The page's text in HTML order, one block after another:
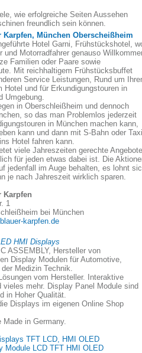
wie erfolgreiche Seiten Aussehen
freundlich sein können.
Karpfen, München Oberscheißheim
Hotel Garni, Frühstückshotel,
und Motorradfahrer genauso
Familien oder Paare sowie
Mit reichhaltigem Frühstücksbuffet
Service Leistungen, Rund um
Hotel und für Erkundigungstouren in
Umgebung.
in Oberschleißheim und dennoch
so das man Problemlos jederzeit
in München machen kann,
kann und dann mit S-Bahn oder
Hotel fahren kann.
viele Jahreszeiten gerechte
für jeden etwas dabei ist. Die
jedenfall im Auge behalten, es lohnt
je nach Jahreszeit wirklich sparen.
Karpfen
1
bei München
karpfen.de
HMI Displays
ASSEMBLY, Hersteller von
Display Modulen für Automotive,
der Medizin Technik.
vom Hersteller. Interaktive
vieles mehr. Display Panel Module sind
in Hoher Qualität.
Displays im eigenen Online Shop
Made in Germany.
TFT LCD, HMI OLED
Module LCD TFT HMI OLED